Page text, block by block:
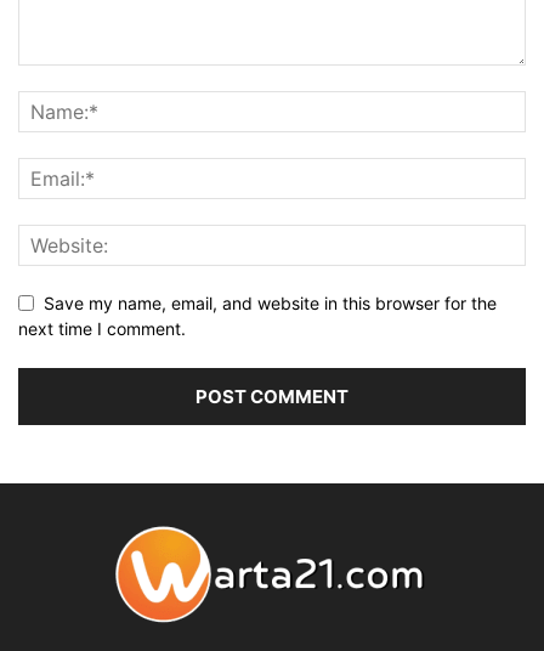
Save my name, email, and website in this browser for the
next time I comment.